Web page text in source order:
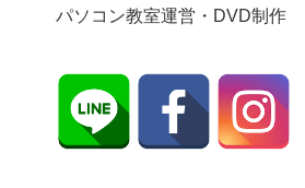
パソコン教室運営・DVD制作